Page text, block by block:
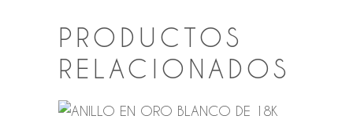
PRODUCTOS
RELACIONADOS